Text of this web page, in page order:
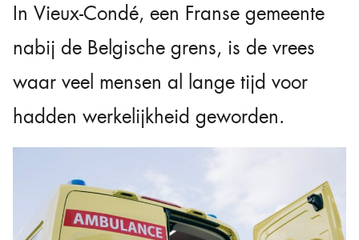
In Vieux-Condé, een Franse gemeente
nabij de Belgische grens, is de vrees
waar veel mensen al lange tijd voor
hadden werkelijkheid geworden.